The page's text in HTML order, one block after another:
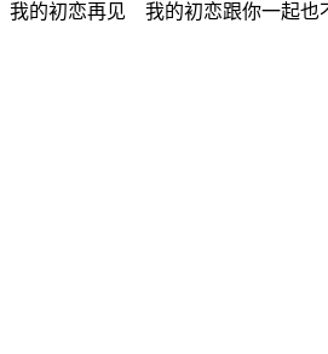
我的初恋再见 我的初恋跟你一起也